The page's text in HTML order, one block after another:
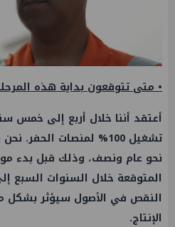
• متى تتوقعون بداية هذه
أعتقد أننا خلال أربع إلى
نحو عام ونصف، وذلك قبل بدء
المتوقعة خلال السنوات السبع
النقص في الأصول سيؤثر بشكل
الإنتاج.